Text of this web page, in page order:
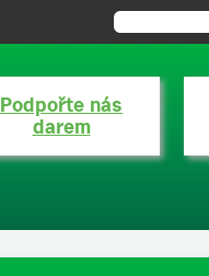
Podpořte nás
darem